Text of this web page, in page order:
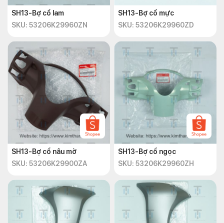
SH13-Bợ cổ lam
SKU: 53206K29960ZN
SH13-Bợ cổ mực
SKU: 53206K29960ZD
SH13-Bợ cổ nâu mờ
SKU: 53206K29900ZA
SH13-Bợ cổ ngọc
SKU: 53206K29960ZH